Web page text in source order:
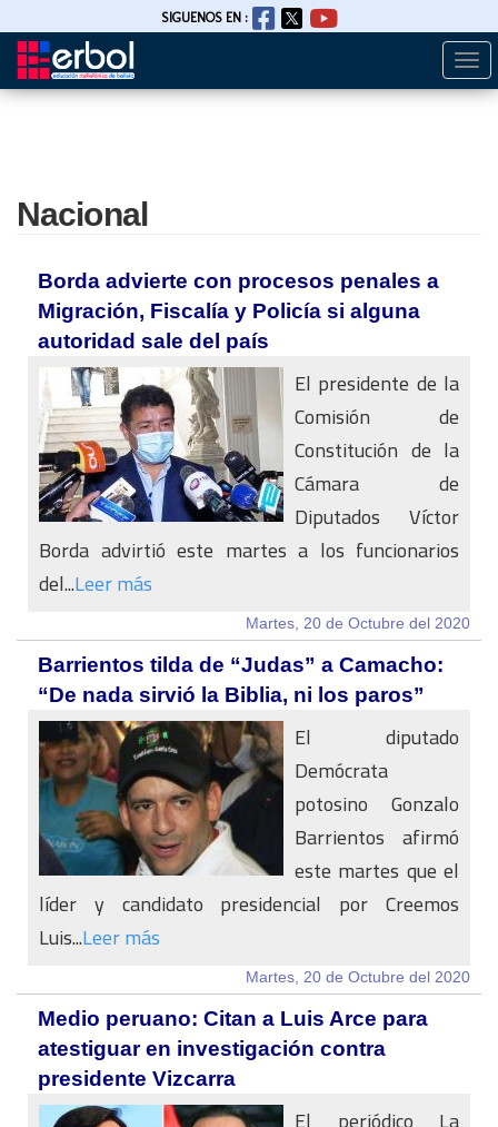
Pasar
SIGUENOS EN :
Nacional
Borda advierte con procesos penales a
Migración, Fiscalía y Policía si alguna
autoridad sale del país
El presidente de la
Comisión de
Constitución de la
Cámara de
Diputados Víctor
Borda advirtió este martes a los funcionarios
del...Leer más
Martes, 20 de Octubre del 2020
Barrientos tilda de “Judas” a Camacho:
“De nada sirvió la Biblia, ni los paros”
El diputado
Demócrata
potosino Gonzalo
Barrientos afirmó
este martes que el
líder y candidato presidencial por Creemos
Luis...Leer más
Martes, 20 de Octubre del 2020
Medio peruano: Citan a Luis Arce para
atestiguar en investigación contra
presidente Vizcarra